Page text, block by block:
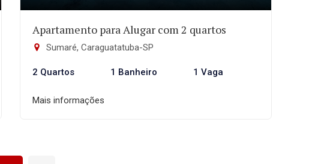
Apartamento para Alugar com 2 quartos
Sumaré, Caraguatatuba-SP
2 Quartos 1 Banheiro 1 Vaga
Mais informações